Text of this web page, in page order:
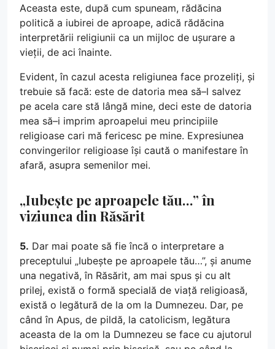
Aceasta este, după cum spuneam, rădăcina
politică a iubirei de aproape, adică rădăcina
interpretării religiunii ca un mijloc de ușurare a
vieții, de aci înainte.
Evident, în cazul acesta religiunea face prozeliți, și
trebuie să facă: este de datoria mea să–l salvez
pe acela care stă lângă mine, deci este de datoria
mea să–i imprim aproapelui meu principiile
religioase cari mă fericesc pe mine. Expresiunea
convingerilor religioase își caută o manifestare în
afară, asupra semenilor mei.
„Iubește pe aproapele tău…” în
viziunea din Răsărit
5. Dar mai poate să fie încă o interpretare a
preceptului „Iubește pe aproapele tău…”, și anume
una negativă, în Răsărit, am mai spus și cu alt
prilej, există o formă specială de viață religioasă,
există o legătură de la om la Dumnezeu. Dar, pe
când în Apus, de pildă, la catolicism, legătura
aceasta de la om la Dumnezeu se face cu ajutorul